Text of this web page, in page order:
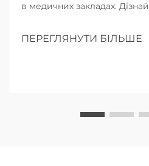
в медичних закладах.
текстилях.
ПЕРЕГЛЯНУТИ БІЛЬШЕ